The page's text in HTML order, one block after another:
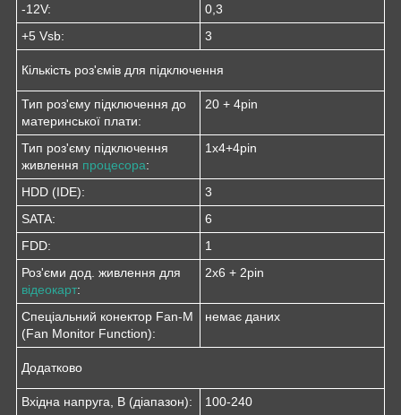
-12V:
0,3
+5 Vsb:
3
Кількість роз'ємів для підключення
Тип роз'єму підключення до
материнської плати:
20 + 4pin
Тип роз'єму підключення
живлення процесора:
1x4+4pin
HDD (IDE):
3
SATA:
6
FDD:
1
Роз'єми дод. живлення для
відеокарт:
2x6 + 2pin
Спеціальний конектор Fan-M
(Fan Monitor Function):
немає даних
Додатково
Вхідна напруга, В (діапазон): 100-240